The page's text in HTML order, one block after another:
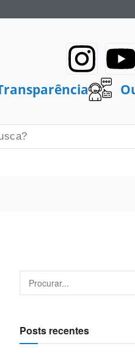
Posts recentes